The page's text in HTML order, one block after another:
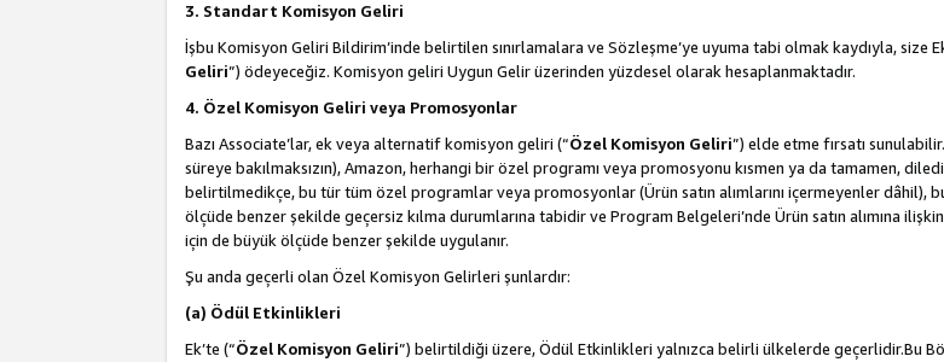
3. Standart Komisyon Geliri
İşbu Komisyon Geliri Bildirim’inde belirtilen sınırlamalara ve Sözleşme’ye uyuma tabi olmak kaydıyla, size
Geliri”) ödeyeceğiz. Komisyon geliri Uygun Gelir üzerinden yüzdesel olarak hesaplanmaktadır.
4. Özel Komisyon Geliri veya Promosyonlar
Bazı Associate’lar, ek veya alternatif komisyon geliri (“Özel Komisyon Geliri”) elde etme fırsatı
süreye bakılmaksızın), Amazon, herhangi bir özel programı veya promosyonu kısmen ya da tamamen,
belirtilmedikçe, bu tür tüm özel programlar veya promosyonlar (Ürün satın alımlarını içermeyenler
ölçüde benzer şekilde geçersiz kılma durumlarına tabidir ve Program Belgeleri’nde Ürün satın alımına
için de büyük ölçüde benzer şekilde uygulanır.
Şu anda geçerli olan Özel Komisyon Gelirleri şunlardır:
(a) Ödül Etkinlikleri
Ek’te (“Özel Komisyon Geliri”) belirtildiği üzere, Ödül Etkinlikleri yalnızca belirli ülkelerde geçerlidir.Bu